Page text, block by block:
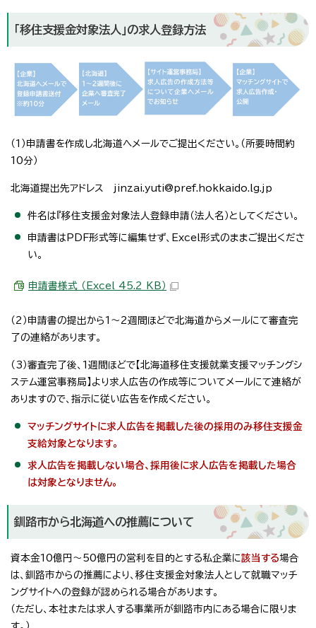
「移住支援金対象法人」の求人登録方法
（1）申請書を作成し北海道へメールでご提出ください。（所要時間約
10分）
北海道提出先アドレス jinzai.yuti@pref.hokkaido.lg.jp
件名は『移住支援金対象法人登録申請（法人名）としてください。
申請書はPDF形式等に編集せず、Excel形式のままご提出くださ
い。
申請書様式 （Excel 45.2 KB）
（2）申請書の提出から1～2週間ほどで北海道からメールにて審査完
了の連絡があります。
（3）審査完了後、1週間ほどで【北海道移住支援就業支援マッチングシ
ステム運営事務局】より求人広告の作成等についてメールにて連絡が
ありますので、指示に従い広告を作成ください。
マッチングサイトに求人広告を掲載した後の採用のみ移住支援金
支給対象となります。
求人広告を掲載しない場合、採用後に求人広告を掲載した場合
は対象となりません。
釧路市から北海道への推薦について
資本金10億円～50億円の営利を目的とする私企業に該当する場合
は、釧路市からの推薦により、移住支援金対象法人として就職マッチ
ングサイトへの登録が認められる場合があります。
（ただし、本社または求人する事業所が釧路市内にある場合に限りま
す。）